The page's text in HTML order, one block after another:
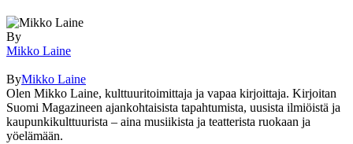
By
Mikko Laine
ByMikko Laine
Olen Mikko Laine, kulttuuritoimittaja ja vapaa kirjoittaja. Kirjoitan
Suomi Magazineen ajankohtaisista tapahtumista, uusista ilmiöistä ja
kaupunkikulttuurista – aina musiikista ja teatterista ruokaan ja
yöelämään.